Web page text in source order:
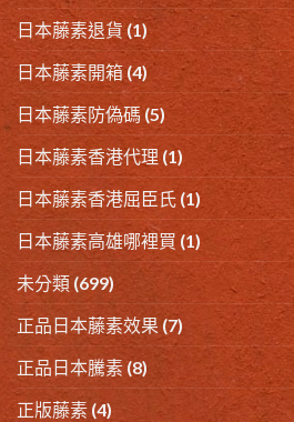
日本藤素退貨 (1)
日本藤素開箱(4)
日本藤素防偽碼 (5)
日本藤素香港代理 (1)
日本藤素香港屈臣氏 (1)
日本藤素高雄哪裡買 (1)
未分類 (699)
正品日本藤素效果 (7)
正品日本騰素 (8)
正版藤素 (4)